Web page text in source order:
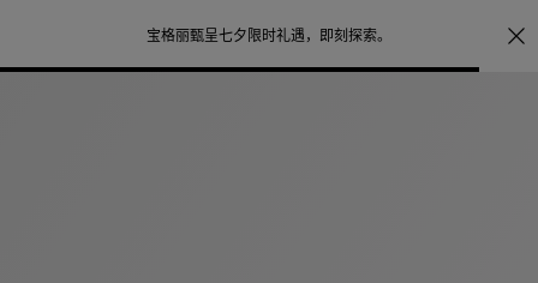
注册会员首次下单购买任意作品，可享受照片打印服务
击此处了解更多详情。